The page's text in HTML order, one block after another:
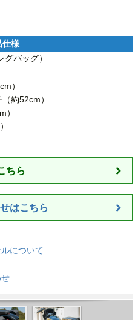
バッグ）
）
約52cm）
）
はこちら
について